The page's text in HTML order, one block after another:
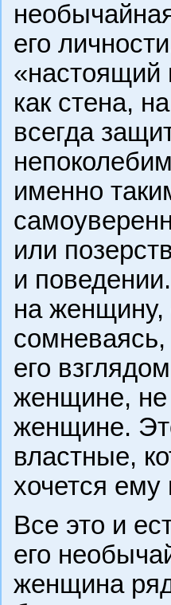
его
как стена,
всегда
именно
или
и
на женщину,
его
женщине, не
женщине.
властные,
хочется ему
Все это и
его
женщина